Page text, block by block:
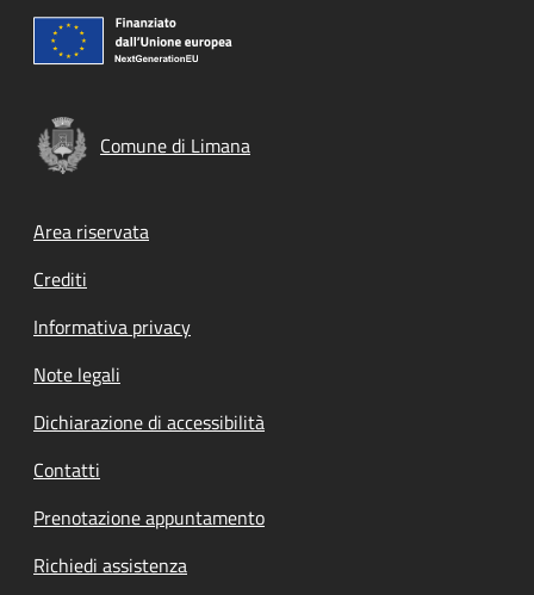
Comune di Limana
Footer menu
Area riservata
Crediti
Informativa privacy
Note legali
Dichiarazione di accessibilità
Contatti
Prenotazione appuntamento
Richiedi assistenza